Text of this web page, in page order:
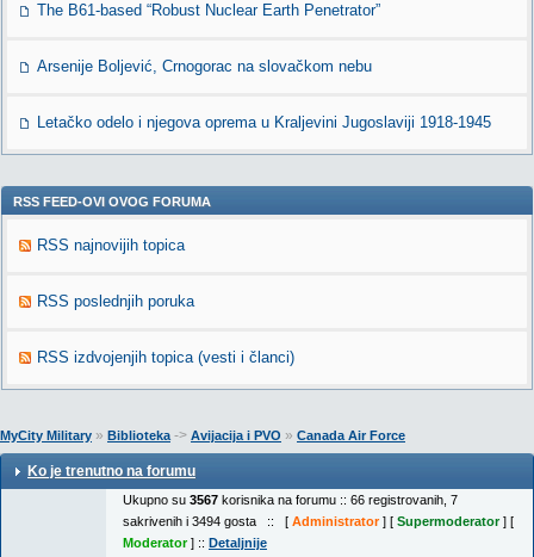
The B61-based “Robust Nuclear Earth Penetrator”
Arsenije Boljević, Crnogorac na slovačkom nebu
Letačko odelo i njegova oprema u Kraljevini Jugoslaviji 1918-1945
RSS FEED-OVI OVOG FORUMA
RSS najnovijih topica
RSS poslednjih poruka
RSS izdvojenjih topica (vesti i članci)
MyCity Military » Biblioteka-> Avijacija i PVO » Canada Air Force
Ko je trenutno na forumu
Ukupno su 3567 korisnika na forumu :: 66 registrovanih, 7
sakrivenih i 3494 gosta :: [ Administrator] [ Supermoderator] [
Moderator] :: Detaljnije